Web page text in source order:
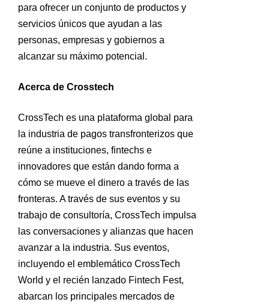
para ofrecer un conjunto de productos y
servicios únicos que ayudan a las
personas, empresas y gobiernos a
alcanzar su máximo potencial.
Acerca de Crosstech
CrossTech es una plataforma global para
la industria de pagos transfronterizos que
reúne a instituciones, fintechs e
innovadores que están dando forma a
cómo se mueve el dinero a través de las
fronteras. A través de sus eventos y su
trabajo de consultoría, CrossTech impulsa
las conversaciones y alianzas que hacen
avanzar a la industria. Sus eventos,
incluyendo el emblemático CrossTech
World y el recién lanzado Fintech Fest,
abarcan los principales mercados de